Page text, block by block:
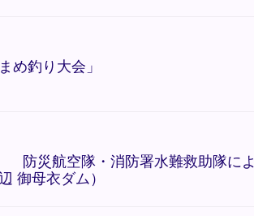
釣り大会」
防災航空隊・消防署水難救助隊によ
御母衣ダム）